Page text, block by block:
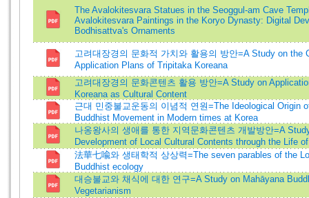
The Avalokitesvara Statues in the Seoggul-am Cave
Avalokitesvara Paintings in the Koryo Dynasty: Digital
Bodhisattva's Ornaments
고려대장경의 문화적 가치와 활용의 방안=A Study on the
Application Plans of Tripitaka Koreana
고려대장경의 문화콘텐츠 활용 방안=A Study on
Koreana as Cultural Content
근대 민중불교운동의 이념적 연원=The Ideological Origin
Buddhist Movement in Modern times at Korea
나옹왕사의 생애를 통한 지역문화콘텐츠 개발방안=A
Development of Local Cultural Contents through the Life
法華七喩와 생태학적 상상력=The seven parables of the
Buddhist ecology
대승불교와 채식에 대한 연구=A Study on Mahāyana
Vegetarianism